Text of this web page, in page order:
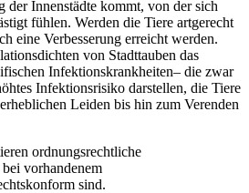
der Innenstädte kommt, von der sich
fühlen. Werden die Tiere artgerecht
eine Verbesserung erreicht werden.
von Stadttauben das
Infektionskrankheiten– die zwar
Infektionsrisiko darstellen, die Tiere
Leiden bis hin zum Verenden
ordnungsrechtliche
vorhandenem
sind.